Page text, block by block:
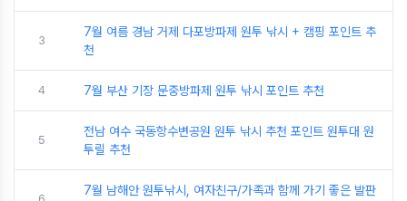
3
7월 여름 경남 거제 다포방파제 원투 낚시 + 캠핑 포인트 추
천
4 7월 부산 기장 문중방파제 원투 낚시 포인트 추천
5
전남 여수 국동항수변공원 원투 낚시 추천 포인트 원투대 원
투릴 추천
7월 남해안 원투낚시, 여자친구/가족과 함께 가기 좋은 발판